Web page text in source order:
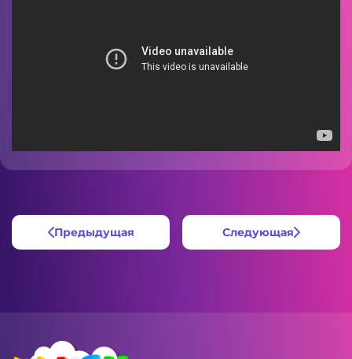
Предыдущая Следующая